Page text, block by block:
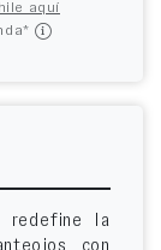
aquí
redefine la
con